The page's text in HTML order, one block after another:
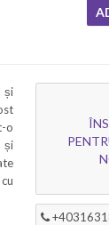
și
o
și